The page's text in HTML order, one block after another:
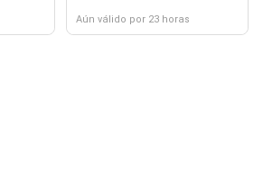
Aún válido por 23 horas